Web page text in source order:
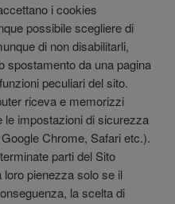
i cookies
possibile scegliere di
di non disabilitarli,
spostamento da una pagina
peculiari del sito.
riceva e memorizzi
impostazioni di sicurezza
Chrome, Safari etc.).
parti del Sito
pienezza solo se il
la scelta di